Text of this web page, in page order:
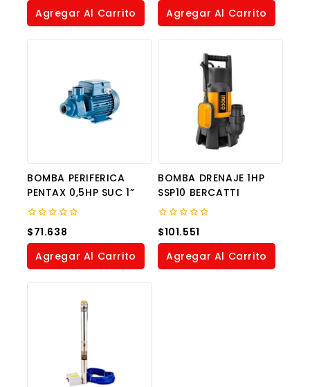
of
Agregar Al Carrito
of
Agregar Al Carrito
BOMBA PERIFERICA
PENTAX 0,5HP SUC 1”
0
out
of
$71.638
Agregar Al Carrito
BOMBA DRENAJE 1HP
SSP10 BERCATTI
0
out
of
$101.551
Agregar Al Carrito